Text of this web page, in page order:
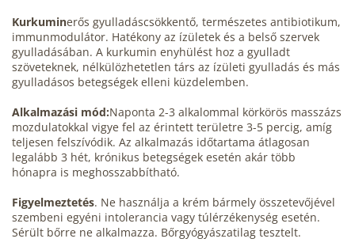
Kurkuminerős gyulladáscsökkentő, természetes antibiotikum,
immunmodulátor. Hatékony az ízületek és a belső szervek
gyulladásában. A kurkumin enyhülést hoz a gyulladt
szöveteknek, nélkülözhetetlen társ az ízületi gyulladás és más
gyulladásos betegségek elleni küzdelemben.
Alkalmazási mód:Naponta 2-3 alkalommal körkörös masszázs
mozdulatokkal vigye fel az érintett területre 3-5 percig, amíg
teljesen felszívódik. Az alkalmazás időtartama átlagosan
legalább 3 hét, krónikus betegségek esetén akár több
hónapra is meghosszabbítható.
Figyelmeztetés. Ne használja a krém bármely összetevőjével
szembeni egyéni intolerancia vagy túlérzékenység esetén.
Sérült bőrre ne alkalmazza. Bőrgyógyászatilag tesztelt.